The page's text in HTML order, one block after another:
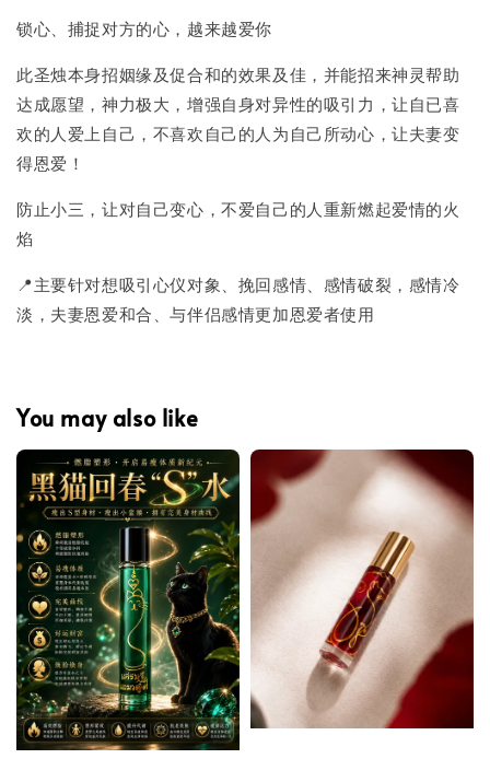
锁心、捕捉对方的心，越来越爱你
此圣烛本身招姻缘及促合和的效果及佳，并能招来神灵帮助
达成愿望，神力极大，增强自身对异性的吸引力，让自已喜
欢的人爱上自己，不喜欢自己的人为自己所动心，让夫妻变
得恩爱！
防止小三，让对自己变心，不爱自己的人重新燃起爱情的火
焰
📍主要针对想吸引心仪对象、挽回感情、感情破裂，感情冷
淡，夫妻恩爱和合、与伴侣感情更加恩爱者使用
You may also like